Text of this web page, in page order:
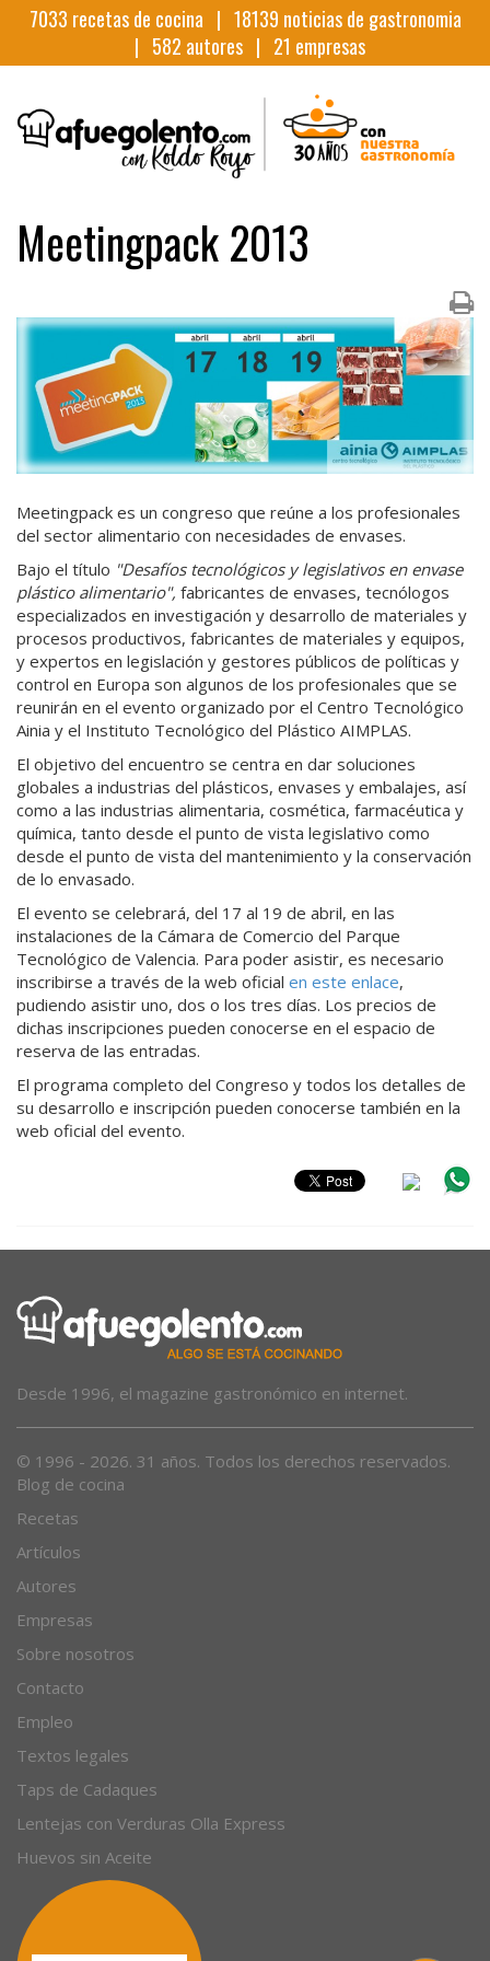
7033 recetas de cocina | 18139 noticias de gastronomia
| 582 autores | 21 empresas
Meetingpack 2013
Meetingpack es un congreso que reúne a los profesionales
del sector alimentario con necesidades de envases.
Bajo el título "Desafíos tecnológicos y legislativos en envase
plástico alimentario", fabricantes de envases, tecnólogos
especializados en investigación y desarrollo de materiales y
procesos productivos, fabricantes de materiales y equipos,
y expertos en legislación y gestores públicos de políticas y
control en Europa son algunos de los profesionales que se
reunirán en el evento organizado por el Centro Tecnológico
Ainia y el Instituto Tecnológico del Plástico AIMPLAS.
El objetivo del encuentro se centra en dar soluciones
globales a industrias del plásticos, envases y embalajes, así
como a las industrias alimentaria, cosmética, farmacéutica y
química, tanto desde el punto de vista legislativo como
desde el punto de vista del mantenimiento y la conservación
de lo envasado.
El evento se celebrará, del 17 al 19 de abril, en las
instalaciones de la Cámara de Comercio del Parque
Tecnológico de Valencia. Para poder asistir, es necesario
inscribirse a través de la web oficial en este enlace,
pudiendo asistir uno, dos o los tres días. Los precios de
dichas inscripciones pueden conocerse en el espacio de
reserva de las entradas.
El programa completo del Congreso y todos los detalles de
su desarrollo e inscripción pueden conocerse también en la
web oficial del evento.
Desde 1996, el magazine gastronómico en internet.
© 1996 - 2026. 31 años. Todos los derechos reservados.
Blog de cocina
Recetas
Artículos
Autores
Empresas
Sobre nosotros
Contacto
Empleo
Textos legales
Taps de Cadaques
Lentejas con Verduras Olla Express
Huevos sin Aceite